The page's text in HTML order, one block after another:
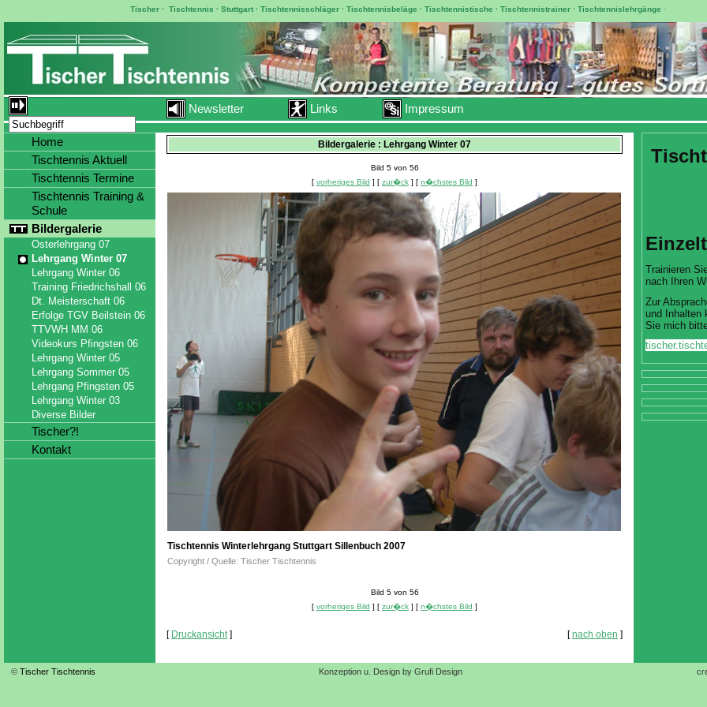
Tischer· Tischtennis · Stuttgart· Tischtennisschläger· Tischtennisbeläge · Tischtennistische · Tischtennistrainer· Tischtennislehrgänge ·
Newsletter Links Impressum
Bildergalerie : Lehrgang Winter 07
Bild 5 von 56
[ vorheriges Bild ] [ zur�ck ] [ n�chstes Bild ]
Tischtennis Winterlehrgang Stuttgart Sillenbuch 2007
Copyright / Quelle: Tischer Tischtennis
Bild 5 von 56
[ vorheriges Bild ] [ zur�ck ] [ n�chstes Bild ]
[nach oben ]
[ Druckansicht]
Home
Tischtennis Aktuell
Tischtennis Termine
Tischtennis Training &
Schule
Bildergalerie
Osterlehrgang 07
Lehrgang Winter 07
Lehrgang Winter 06
Training Friedrichshall 06
Dt. Meisterschaft 06
Erfolge TGV Beilstein 06
TTVWH MM 06
Videokurs Pfingsten 06
Lehrgang Winter 05
Lehrgang Sommer 05
Lehrgang Pfingsten 05
Lehrgang Winter 03
Diverse Bilder
Tischer?!
Kontakt
Trainieren
nach Ihren
Zur
und Inhalten
Sie mich
© Tischer Tischtennis Konzeption u. Design by Grufi Design